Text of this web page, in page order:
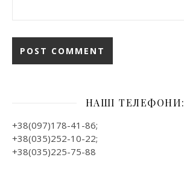
НАШІ ТЕЛЕФОНИ:
+38(097)178-41-86;
+38(035)252-10-22;
+38(035)225-75-88